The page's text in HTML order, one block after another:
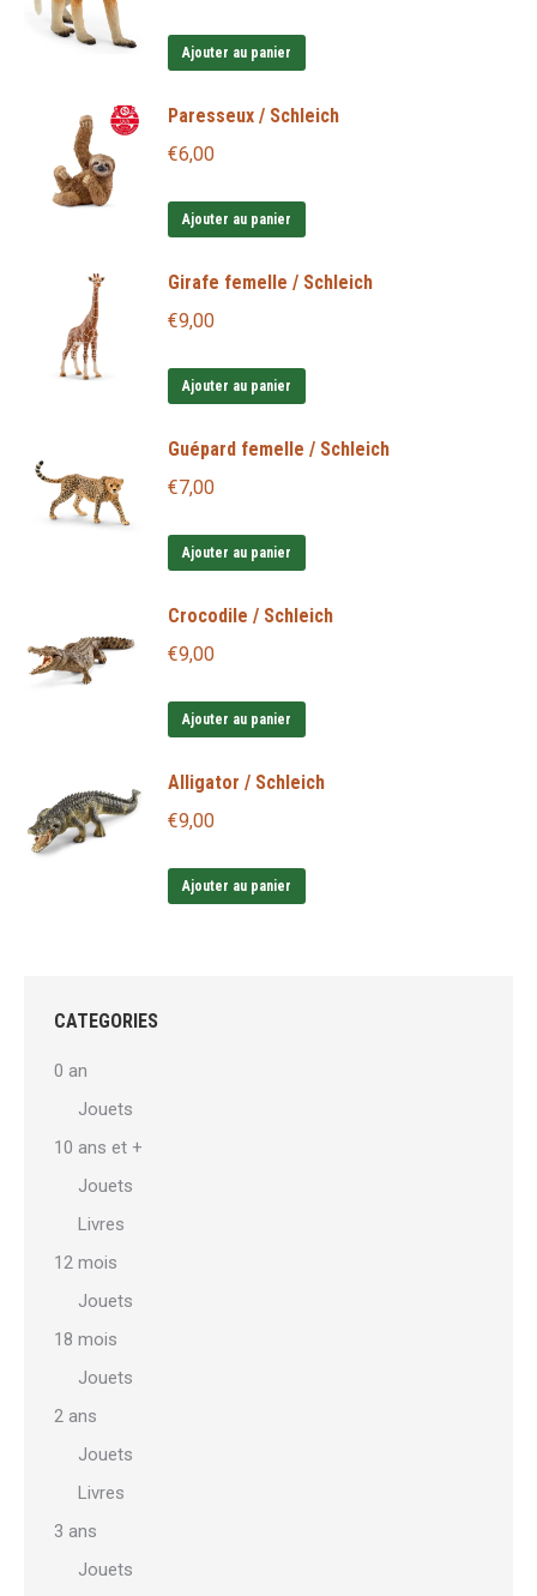
Ajouter au panier
Paresseux / Schleich
€6,00
Ajouter au panier
Girafe femelle / Schleich
€9,00
Ajouter au panier
Guépard femelle / Schleich
€7,00
Ajouter au panier
Crocodile / Schleich
€9,00
Ajouter au panier
Alligator / Schleich
€9,00
Ajouter au panier
CATEGORIES
0 an
Jouets
10 ans et +
Jouets
Livres
12 mois
Jouets
18 mois
Jouets
2 ans
Jouets
Livres
3 ans
Jouets